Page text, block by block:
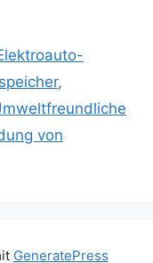
,
von
GeneratePress